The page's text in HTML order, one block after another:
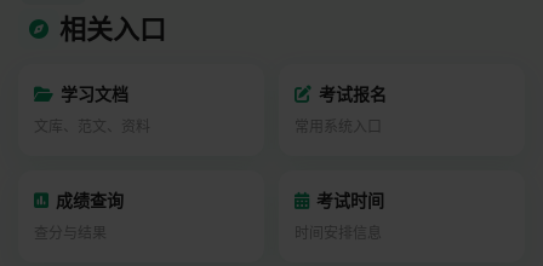
相关入口
学习文档
文库、范文、资料
考试报名
常用系统入口
成绩查询
查分与结果
考试时间
时间安排信息